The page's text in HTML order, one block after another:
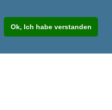
Ok, Ich habe verstanden